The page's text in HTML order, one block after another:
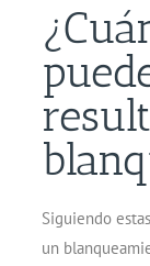
Siguiendo
un